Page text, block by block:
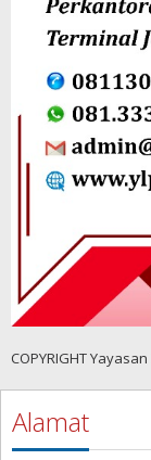
COPYRIGHT
Alamat